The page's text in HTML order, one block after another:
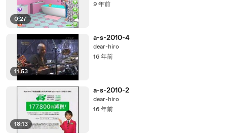
0:27
9 年前
11:53
a-s-2010-4
dear-hiro
16 年前
18:13
a-s-2010-2
dear-hiro
16 年前